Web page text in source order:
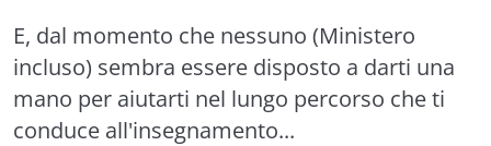
E, dal momento che nessuno (Ministero
incluso) sembra essere disposto a darti una
mano per aiutarti nel lungo percorso che ti
conduce all'insegnamento...